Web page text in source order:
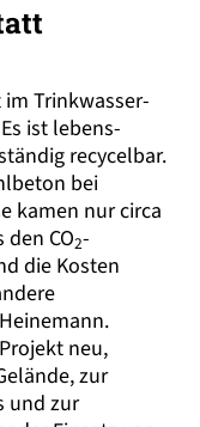
im Trinkwasser­
ist lebens­
recycelbar.
bei
kamen nur circa
CO2-
die Kosten
neu,
zur
und zur